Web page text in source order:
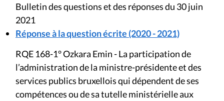
Bulletin des questions et des réponses du 30 juin
2021
Réponse à la question écrite (2020 - 2021)
RQE 168-1° Ozkara Emin - La participation de
l’administration de la ministre-présidente et des
services publics bruxellois qui dépendent de ses
compétences ou de sa tutelle ministérielle aux